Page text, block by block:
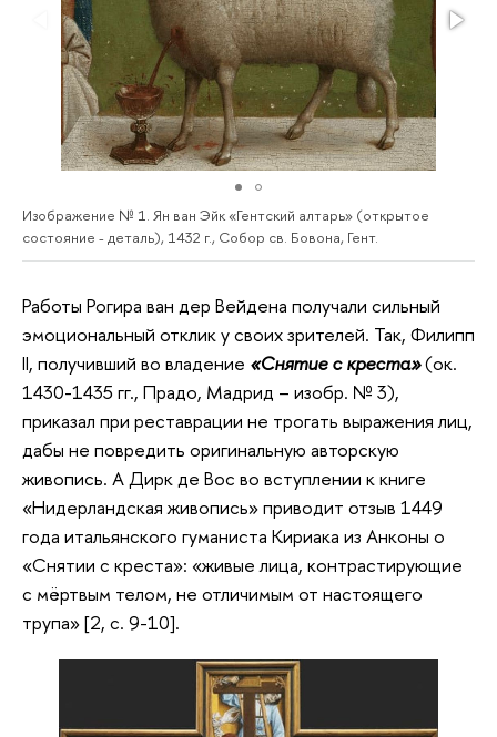
Изображение № 1. Ян ван Эйк «Гентский алтарь» (открытое
состояние - деталь), 1432 г., Собор св. Бовона, Гент.
Работы Рогира ван дер Вейдена получали сильный
эмоциональный отклик у своих зрителей. Так, Филипп
II, получивший во владение «Снятие с креста»(ок.
1430-1435 гг., Прадо, Мадрид – изобр. № 3),
приказал при реставрации не трогать выражения лиц,
дабы не повредить оригинальную авторскую
живопись. А Дирк де Вос во вступлении к книге
«Нидерландская живопись» приводит отзыв 1449
года итальянского гуманиста Кириака из Анконы о
«Снятии с креста»: «живые лица, контрастирующие
с мёртвым телом, не отличимым от настоящего
трупа» [2, с. 9-10].